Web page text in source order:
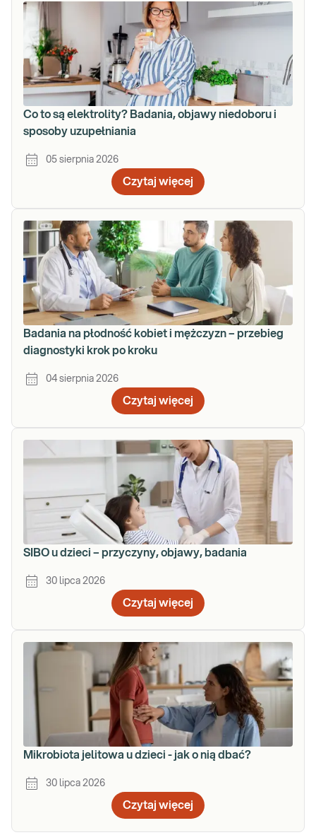
Co to są elektrolity? Badania, objawy niedoboru i
sposoby uzupełniania
05 sierpnia 2026
Czytaj więcej
Badania na płodność kobiet i mężczyzn – przebieg
diagnostyki krok po kroku
04 sierpnia 2026
Czytaj więcej
SIBO u dzieci – przyczyny, objawy, badania
30 lipca 2026
Czytaj więcej
Mikrobiota jelitowa u dzieci - jak o nią dbać?
30 lipca 2026
Czytaj więcej